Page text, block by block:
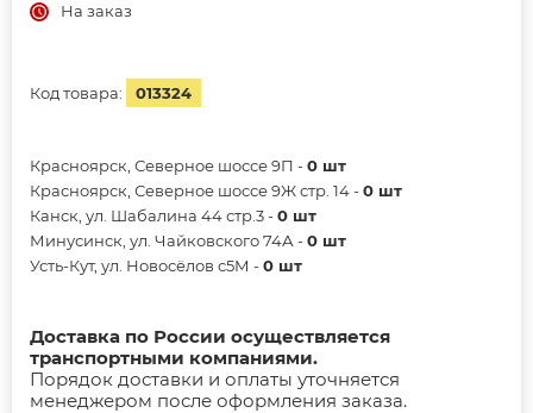
На заказ
Код товара: 013324
Красноярск, Северное шоссе 9П -0 шт
Красноярск, Северное шоссе 9Ж стр. 14 -0 шт
Канск, ул. Шабалина 44 стр.3 -0 шт
Минусинск, ул. Чайковского 74А -0 шт
Усть-Кут, ул. Новосёлов с5М -0 шт
Доставка по России осуществляется
транспортными компаниями.
Порядок доставки и оплаты уточняется
менеджером после оформления заказа.